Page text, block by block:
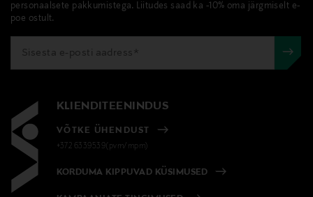
personaalsete pakkumistega. Liitudes saad ka -10% oma järgmiselt e-
poe ostult.
KLIENDITEENINDUS
VÕTKE ÜHENDUST
+372 6339539(pvm/mpm)
KORDUMA KIPPUVAD KÜSIMUSED